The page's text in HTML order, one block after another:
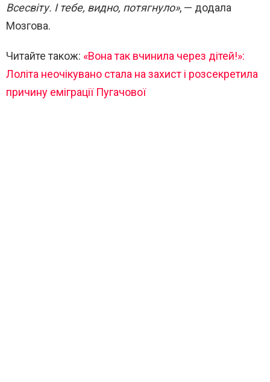
Всесвіту. І тебе, видно, потягнуло», — додала
Мозгова.
Читайте також: «Вона так вчинила через дітей!»:
Лоліта неочікувано стала на захист і розсекретила
причину еміграції Пугачової